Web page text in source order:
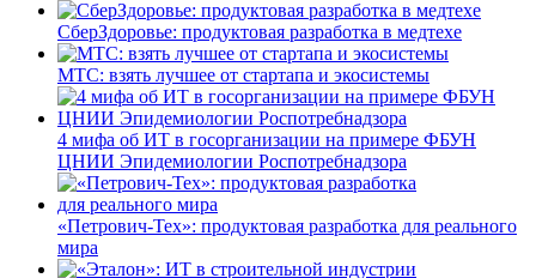
СберЗдоровье: продуктовая разработка в медтехе
МТС: взять лучшее от стартапа и экосистемы
4 мифа об ИТ в госорганизации на примере ФБУН
ЦНИИ Эпидемиологии Роспотребнадзора
«Петрович-Тех»: продуктовая разработка для реального
мира